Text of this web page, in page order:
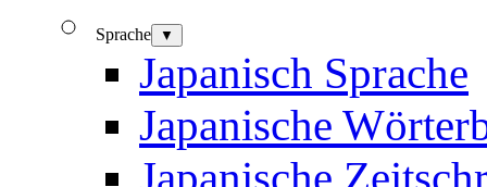
Sprache ▼
Japanisch Sprache
Japanische